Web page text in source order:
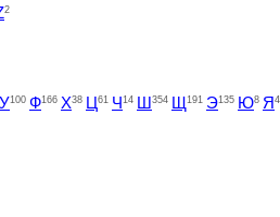
2
У100 Ф166 Х38 Ц 61 Ч 14 Ш 354 Щ 191 Э135 Ю8 Я 4